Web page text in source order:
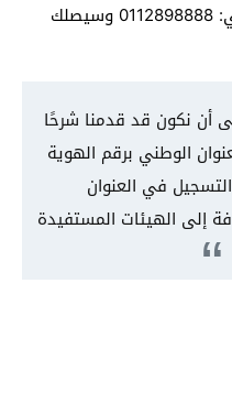
الوطني على رقم الواتس آب التالي: 0112898888 وسيصلك
أن نكون قد قدمنا شرحًا
الوطني برقم الهوية
في العنوان
إلى الهيئات المستفيدة